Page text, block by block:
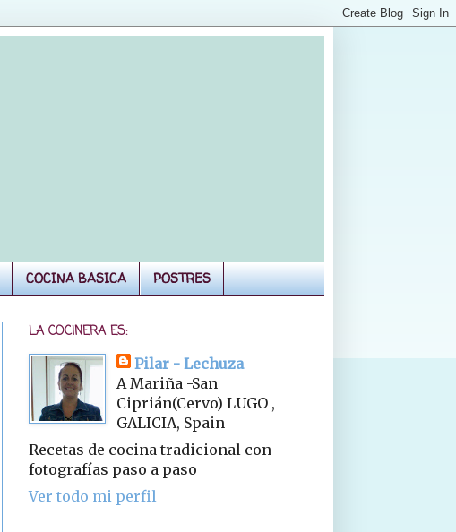
COCINA BASICA POSTRES
LA COCINERA ES:
Pilar - Lechuza
A Mariña -San
Ciprián(Cervo) LUGO ,
GALICIA, Spain
Recetas de cocina tradicional con
fotografías paso a paso
Ver todo mi perfil